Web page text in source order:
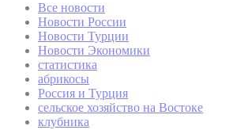
Все новости
Новости России
Новости Турции
Новости Экономики
статистика
абрикосы
Россия и Турция
сельское хозяйство на Востоке
клубника